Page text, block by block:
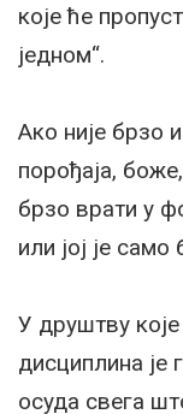
које ће
једном“.
Ако није брзо
порођаја,
брзо врати у
или јој је
У друштву
дисциплина је
осуда свега